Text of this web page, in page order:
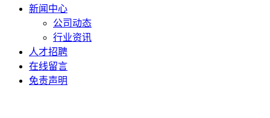
新闻中心
公司动态
行业资讯
人才招聘
在线留言
免责声明